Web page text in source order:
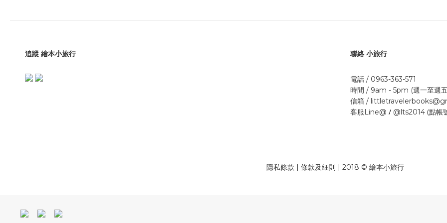
追蹤 繪本小旅行 聯絡 小旅行
電話 / 0963-363-571
時間 / 9am - 5pm (週一至週
信箱 /
客服Line@ / @lts2014 (點帳
隱私條款 | 條款及細則 | 2018 © 繪本小旅行